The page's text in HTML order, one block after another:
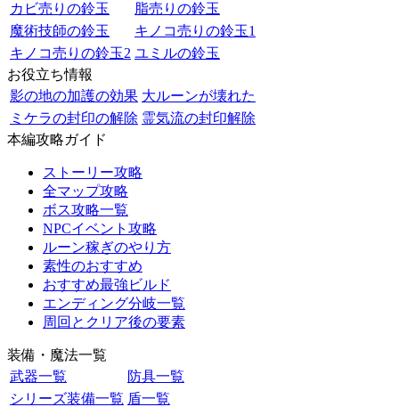
カビ売りの鈴玉
脂売りの鈴玉
魔術技師の鈴玉
キノコ売りの鈴玉1
キノコ売りの鈴玉2 ユミルの鈴玉
お役立ち情報
影の地の加護の効果 大ルーンが壊れた
ミケラの封印の解除 霊気流の封印解除
本編攻略ガイド
ストーリー攻略
全マップ攻略
ボス攻略一覧
NPCイベント攻略
ルーン稼ぎのやり方
素性のおすすめ
おすすめ最強ビルド
エンディング分岐一覧
周回とクリア後の要素
装備・魔法一覧
武器一覧
防具一覧
シリーズ装備一覧 盾一覧